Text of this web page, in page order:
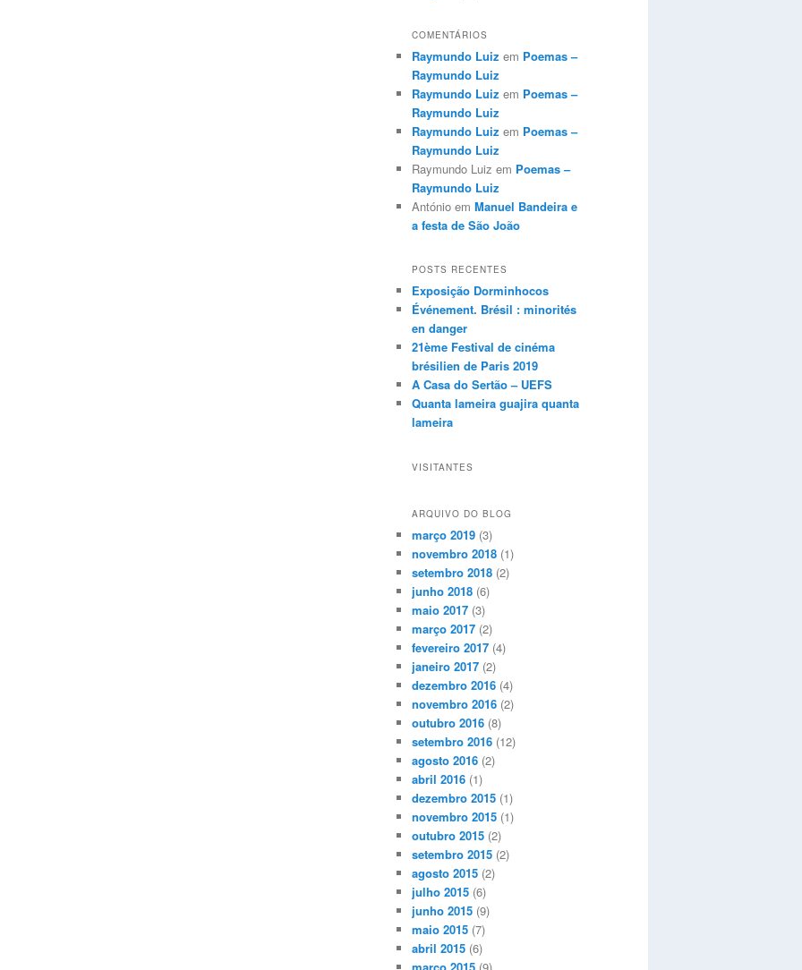
COMENTÁRIOS
Raymundo Luiz em Poemas –
Raymundo Luiz
Raymundo Luiz em Poemas –
Raymundo Luiz
Raymundo Luiz em Poemas –
Raymundo Luiz
Raymundo Luiz em Poemas –
Raymundo Luiz
António em Manuel Bandeira e
a festa de São João
POSTS RECENTES
Exposição Dorminhocos
Événement. Brésil : minorités
en danger
21ème Festival de cinéma
brésilien de Paris 2019
A Casa do Sertão – UEFS
Quanta lameira guajira quanta
lameira
VISITANTES
ARQUIVO DO BLOG
março 2019 (3)
novembro 2018 (1)
setembro 2018 (2)
junho 2018 (6)
maio 2017 (3)
março 2017 (2)
fevereiro 2017 (4)
janeiro 2017 (2)
dezembro 2016 (4)
novembro 2016 (2)
outubro 2016 (8)
setembro 2016 (12)
agosto 2016 (2)
abril 2016 (1)
dezembro 2015 (1)
novembro 2015 (1)
outubro 2015 (2)
setembro 2015 (2)
agosto 2015 (2)
julho 2015 (6)
junho 2015 (9)
maio 2015 (7)
abril 2015 (6)